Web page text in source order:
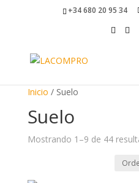
+34 680 20 95 34
Inicio / Suelo
Suelo
Mostrando 1–9 de 44